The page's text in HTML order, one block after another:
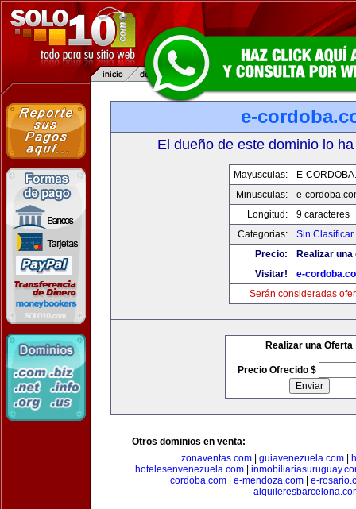
e-
El dueño de este dominio lo
Mayusculas:
E-
Minusculas:
e-
Longitud:
9 caracteres
Categorias:
Sin Clasificar
Precio:
Realizar
Visitar!
e-
Serán consideradas
Realizar una Oferta
Precio Ofrecido $
Otros dominios en venta:
zonaventas.com| guiavenezuela.com|
hotelesenvenezuela.com
cordoba.com| e-mendoza.com| e-